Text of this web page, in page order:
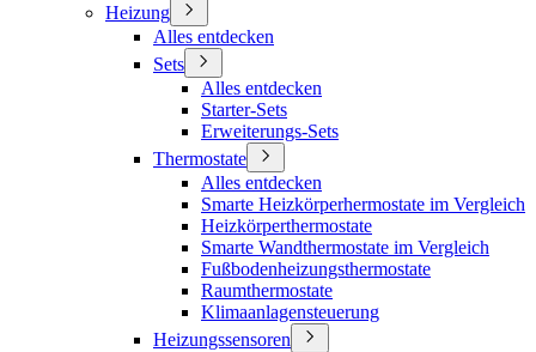
Heizung
Alles entdecken
Sets
Alles entdecken
Starter-Sets
Erweiterungs-Sets
Thermostate
Alles entdecken
Smarte Heizkörperhermostate im Vergleich
Heizkörperthermostate
Smarte Wandthermostate im Vergleich
Fußbodenheizungsthermostate
Raumthermostate
Klimaanlagensteuerung
Heizungssensoren